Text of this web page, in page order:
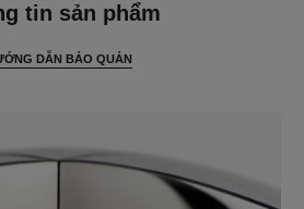
tin sản phẩm
DẪN BẢO QUẢN